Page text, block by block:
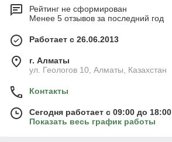
Рейтинг не сформирован
Менее 5 отзывов за последний год
Работает с 26.06.2013
г. Алматы
ул. Геологов 10, Алматы, Казахстан
Контакты
Сегодня работает с 09:00 до 18:00
Показать весь график работы